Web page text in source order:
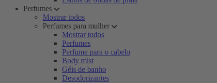
Perfumes
Mostrar todos
Perfumes para mulher
Mostrar todos
Perfumes
Perfume para o cabelo
Body mist
Géis de banho
Desodorizantes